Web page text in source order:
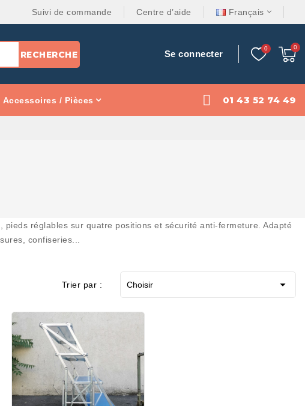
Suivi de commande Centre d’aide Français
RECHERCHE Se connecter
Accessoires / Pièces 01 43 52 74 49
réglables sur quatre positions et sécurité anti-fermeture. Adapté
confiseries...
Trier par : Choisir 